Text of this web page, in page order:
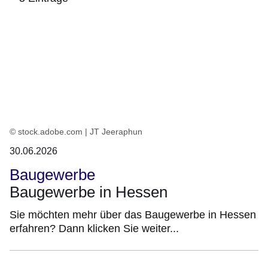
© stock.adobe.com | JT Jeeraphun
30.06.2026
Baugewerbe
Baugewerbe in Hessen
Sie möchten mehr über das Baugewerbe in Hessen
erfahren? Dann klicken Sie weiter...